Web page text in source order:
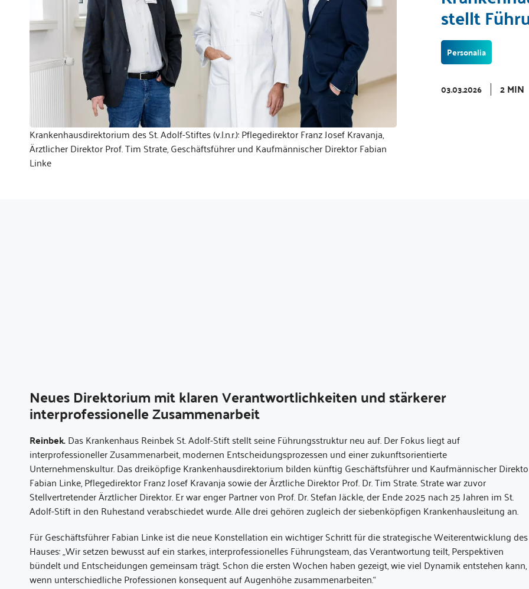
Krankenhausdirektorium des St. Adolf-Stiftes (v.l.n.r.): Pflegedirektor Franz Josef Kravanja,
Ärztlicher Direktor Prof. Tim Strate, Geschäftsführer und Kaufmännischer Direktor Fabian
Linke
stellt
Personalia
03.03.2026 2 MIN
Neues Direktorium mit klaren Verantwortlichkeiten und stärkerer
interprofessionelle Zusammenarbeit
Reinbek.Das Krankenhaus Reinbek St. Adolf-Stift stellt seine Führungsstruktur neu auf. Der Fokus liegt auf
interprofessioneller Zusammenarbeit, modernen Entscheidungsprozessen und einer zukunftsorientierte
Unternehmenskultur. Das dreiköpfige Krankenhausdirektorium bilden künftig Geschäftsführer und Kaufmännischer
Fabian Linke, Pflegedirektor Franz Josef Kravanja sowie der Ärztliche Direktor Prof. Dr. Tim Strate. Strate war zuvor
Stellvertretender Ärztlicher Direktor. Er war enger Partner von Prof. Dr. Stefan Jäckle, der Ende 2025 nach 25 Jahren im St.
Adolf-Stift in den Ruhestand verabschiedet wurde. Alle drei gehören zugleich der siebenköpfigen Krankenhausleitung an.
Für Geschäftsführer Fabian Linke ist die neue Konstellation ein wichtiger Schritt für die strategische Weiterentwicklung des
Hauses: „Wir setzen bewusst auf ein starkes, interprofessionelles Führungsteam, das Verantwortung teilt, Perspektiven
bündelt und Entscheidungen gemeinsam trägt. Schon die ersten Wochen haben gezeigt, wie viel Dynamik entstehen kann,
wenn unterschiedliche Professionen konsequent auf Augenhöhe zusammenarbeiten.“